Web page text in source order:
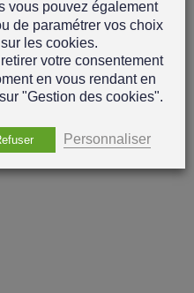
vous pouvez également
de paramétrer vos choix
les cookies.
votre consentement
en vous rendant en
"Gestion des cookies".
Personnaliser